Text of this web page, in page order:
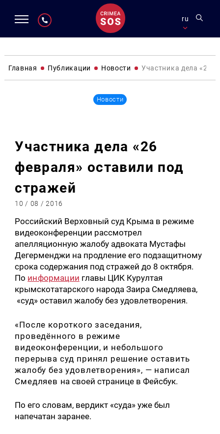
ru
Главная Публикации Новости Участника дела «26
Новости
Участника дела «26
февраля» оставили под
стражей
10 / 08 / 2016
Российский Верховный суд Крыма в режиме
видеоконференции рассмотрел
апелляционную жалобу адвоката Мустафы
Дегерменджи на продление его подзащитному
срока содержания под стражей до 8 октября.
По информации главы ЦИК Курултая
крымскотатарского народа Заира Смедляева,
«суд» оставил жалобу без удовлетворения.
«После короткого заседания,
проведённого в режиме
видеоконференции, и небольшого
перерыва суд принял решение оставить
жалобу без удовлетворения», — написал
Смедляев на своей странице в Фейсбук.
По его словам, вердикт «суда» уже был
напечатан заранее.